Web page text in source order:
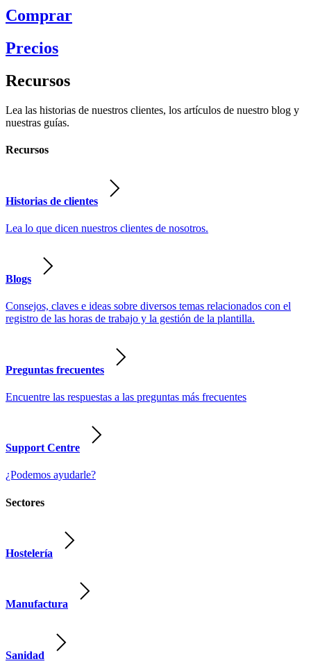
Comprar
Precios
Recursos
Lea las historias de nuestros clientes, los artículos de nuestro blog y
nuestras guías.
Recursos
Historias de clientes
Lea lo que dicen nuestros clientes de nosotros.
Blogs
Consejos, claves e ideas sobre diversos temas relacionados con el
registro de las horas de trabajo y la gestión de la plantilla.
Preguntas frecuentes
Encuentre las respuestas a las preguntas más frecuentes
Support Centre
¿Podemos ayudarle?
Sectores
Hostelería
Manufactura
Sanidad